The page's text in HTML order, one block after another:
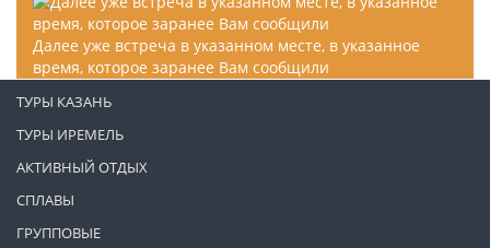
Далее уже встреча в указанном месте, в указанное
время, которое заранее Вам сообщили
ТУРЫ КАЗАНЬ
ТУРЫ ИРЕМЕЛЬ
АКТИВНЫЙ ОТДЫХ
СПЛАВЫ
ГРУППОВЫЕ